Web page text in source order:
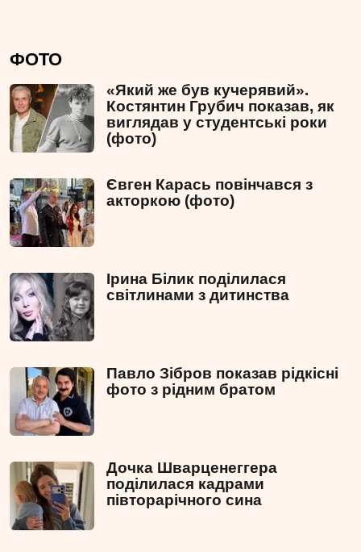
ФОТО
«Який же був кучерявий».
Костянтин Грубич показав, як
виглядав у студентські роки
(фото)
Євген Карась повінчався з
акторкою (фото)
Ірина Білик поділилася
світлинами з дитинства
Павло Зібров показав рідкісні
фото з рідним братом
Дочка Шварценеггера
поділилася кадрами
півторарічного сина